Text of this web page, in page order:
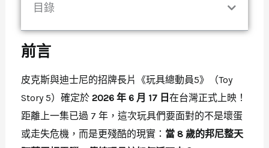
目錄
前言
皮克斯與迪士尼的招牌長片《玩具總動員5》（Toy
Story 5）確定於 2026 年 6 月 17 日 在台灣正式上映！
距離上一集已過 7 年，這次玩具們要面對的不是壞蛋
或走失危機，而是更殘酷的現實： 當 8 歲的邦尼整天